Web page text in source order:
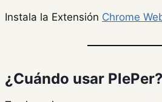
Instala la Extensión Chrome
¿Cuándo usar PlePer?